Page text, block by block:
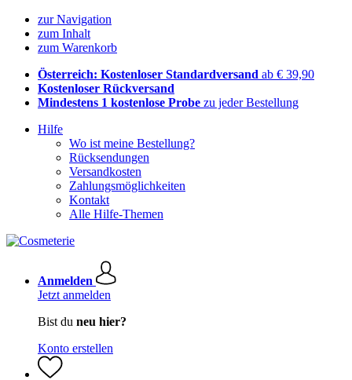
zur Navigation
zum Inhalt
zum Warenkorb
Österreich: Kostenloser Standardversand ab € 39,90
Kostenloser Rückversand
Mindestens 1 kostenlose Probe zu jeder Bestellung
Hilfe
Wo ist meine Bestellung?
Rücksendungen
Versandkosten
Zahlungsmöglichkeiten
Kontakt
Alle Hilfe-Themen
Anmelden
Jetzt anmelden
Bist du neu hier?
Konto erstellen